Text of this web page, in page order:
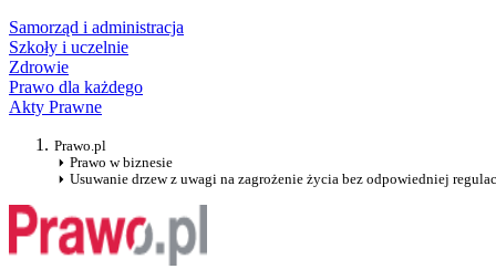
Samorząd i administracja
Szkoły i uczelnie
Zdrowie
Prawo dla każdego
Akty Prawne
Prawo.pl
Prawo w biznesie
Usuwanie drzew z uwagi na zagrożenie życia bez odpowiedniej